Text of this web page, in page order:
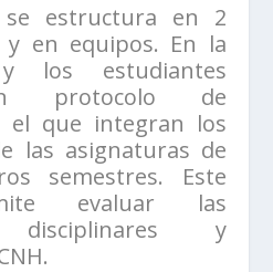
se estructura en 2
y en equipos. En la
los estudiantes
protocolo de
el que integran los
las asignaturas de
semestres. Este
evaluar las
disciplinares y